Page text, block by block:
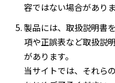
容ではない場合があり
製品には、取扱説明書
項や正誤表など取扱説
があります。
当サイトでは、それら